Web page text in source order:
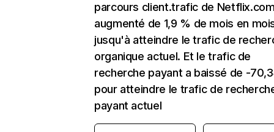
parcours client.trafic de
augmenté de 1,9 % de mois en
jusqu'à atteindre le trafic de
organique actuel. Et le trafic de
recherche payant a baissé de -
pour atteindre le trafic de
payant actuel